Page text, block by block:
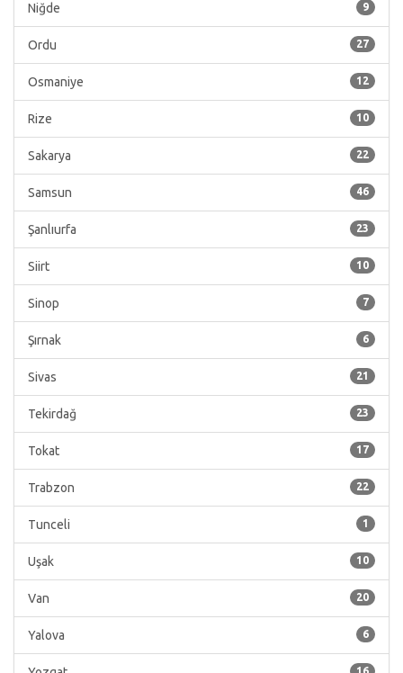
9
Niğde
27
Ordu
12
Osmaniye
10
Rize
22
Sakarya
46
Samsun
23
Şanlıurfa
10
Siirt
7
Sinop
6
Şırnak
21
Sivas
23
Tekirdağ
17
Tokat
22
Trabzon
1
Tunceli
10
Uşak
20
Van
6
Yalova